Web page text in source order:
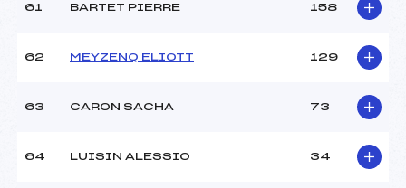
61 BARTET PIERRE 158
62 MEYZENQ ELIOTT 129
63 CARON SACHA 73
64 LUISIN ALESSIO 34